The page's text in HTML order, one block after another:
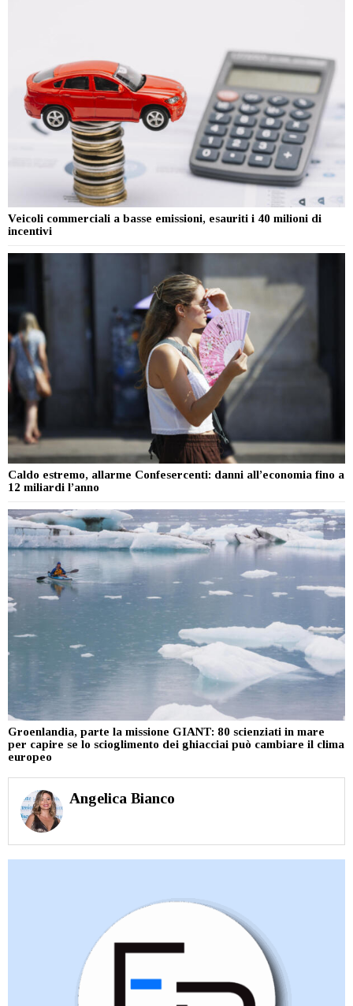
Veicoli commerciali a basse emissioni, esauriti i 40 milioni di
incentivi
Caldo estremo, allarme Confesercenti: danni all’economia fino a
12 miliardi l’anno
Groenlandia, parte la missione GIANT: 80 scienziati in mare
per capire se lo scioglimento dei ghiacciai può cambiare il clima
europeo
Angelica Bianco